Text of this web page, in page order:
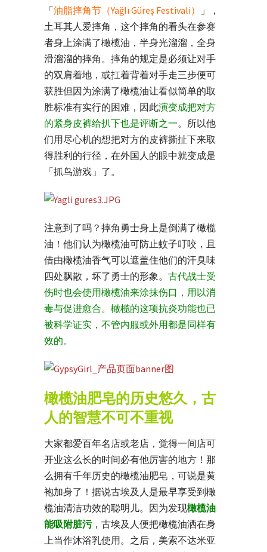
「油脂摔角节（Yağlı Güreş Festivali）
」，
土耳其人爱摔角，这个摔角的看头在参赛
者身上涂满了橄榄油，半身光溜溜，全身
滑溜溜的摔角。摔角的规定是必须让对手
的双肩着地，或扛着背着对手走三步便可
获胜但因为涂满了橄榄油让看似简单的取
胜标准有实行的困难，因此演变成把对方
的紧身皮裤给扒下也是评断之一。所以他
们用尽心机的想把对方的皮裤撕扯下来取
得胜利的行径，在外国人的眼中就变成是
「抓鸟游戏」了。
注意到了吗？摔角勇士身上是倒满了橄榄
油！他们认为橄榄油可防止蚊子叮咬，且
借由橄榄油香气可以遮盖住他们的汗臭味
四处飘散，坏了勇士的形象。 古代战士受
伤时也会使用橄榄油来涂抹伤口，用以消
毒与促进愈合。橄榄的这项抗炎功能也已
被科学证实，不管内服或外用都是同样有
效的。
橄榄油肥皂的历史悠久，古
人的智慧不可不重视
大家都爱百年名店或老店，觉得一间店可
开业这么长的时间必有他厉害的地方！那
么拥有千年历史的橄榄油肥皂，可说是黄
袍加身了！据说古埃及人是最早享受到橄
榄油清洁功效的聪明儿。因为发现橄榄油
能吸附脏污，古埃及人便把橄榄油洒在身
上当作沐浴乳使用。之后，美索不达米亚